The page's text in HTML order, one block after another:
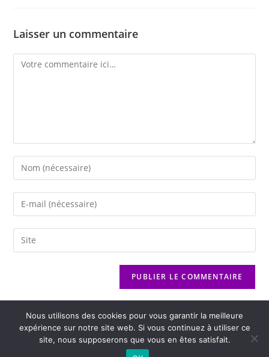
Laisser un commentaire
Nous utilisons des cookies pour vous garantir la meilleure
expérience sur notre site web. Si vous continuez à utiliser ce
site, nous supposerons que vous en êtes satisfait.